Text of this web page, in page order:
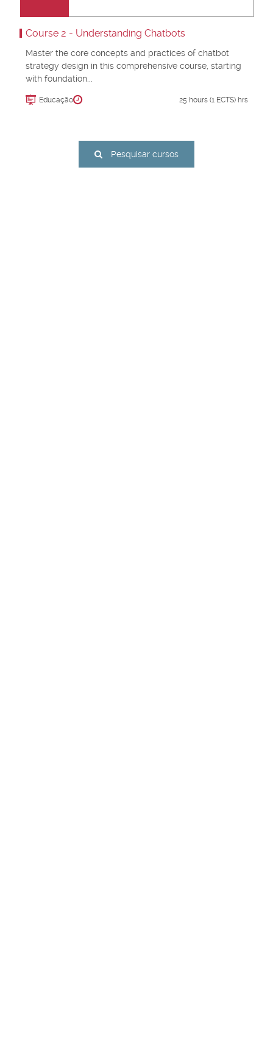
Course 2 - Understanding Chatbots
Master the core concepts and practices of chatbot
strategy design in this comprehensive course, starting
with foundation...
Educação 25 hours (1 ECTS) hrs
Pesquisar cursos